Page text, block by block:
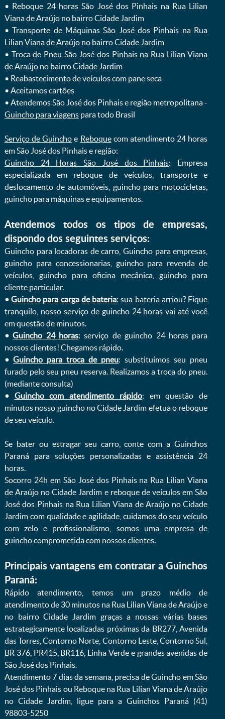
ㅤㅤ• Reboque 24 horas São José dos Pinhais na Rua Lilian
Viana de Araújo no bairro Cidade Jardim
ㅤㅤ• Transporte de Máquinas São José dos Pinhais na Rua
Lilian Viana de Araújo no bairro Cidade Jardim
ㅤㅤ• Troca de Pneu São José dos Pinhais na Rua Lilian Viana
de Araújo no bairro Cidade Jardim
ㅤㅤ• Reabastecimento de veículos com pane seca
ㅤㅤ• Aceitamos cartões
ㅤㅤ• Atendemos São José dos Pinhais e região metropolitana -
Guincho para viagenspara todo Brasil
Serviço de Guincho e Reboquecom atendimento 24 horas
em São José dos Pinhais e região:
Guincho 24 Horas São José dos Pinhais: Empresa
especializada em reboque de veículos, transporte e
deslocamento de automóveis, guincho para motocicletas,
guincho para máquinas e equipamentos.
Atendemos todos os tipos de empresas,
dispondo dos seguintes serviços:
Guincho para locadoras de carro, Guincho para empresas,
guincho para concessionarias, guincho para revenda de
veículos, guincho para oficina mecânica, guincho para
cliente particular.
•Guincho para carga de bateria: sua bateria arriou? Fique
tranquilo, nosso serviço de guincho 24 horas vai até você
em questão de minutos.
•Guincho 24 horas: serviço de guincho 24 horas para
nossos clientes! Chegamos rápido.
• Guincho para troca de pneu: substituímos seu pneu
furado pelo seu pneu reserva. Realizamos a troca do pneu.
(mediante consulta)
• Guincho com atendimento rápido: em questão de
minutos nosso guincho no Cidade Jardim efetua o reboque
de seu veículo.
Se bater ou estragar seu carro, conte com a Guinchos
Paraná para soluções personalizadas e assistência 24
horas.
Socorro 24h em São José dos Pinhais na Rua Lilian Viana
de Araújo no Cidade Jardim e reboque de veículos em São
José dos Pinhais na Rua Lilian Viana de Araújo no Cidade
Jardim com qualidade e agilidade, cuidamos do seu veículo
com zelo e profissionalismo, somos uma empresa de
guincho comprometida com nossos clientes.
Principais vantagens em contratar a Guinchos
Paraná:
Rápido atendimento, temos um prazo médio de
atendimento de 30 minutos na Rua Lilian Viana de Araújo e
no bairro Cidade Jardim graças a nossas várias bases
estrategicamente localizadas próximas da BR277, Avenida
das Torres, Contorno Norte, Contorno Leste, Contorno Sul,
BR 376, PR415, BR116, Linha Verde e grandes avenidas de
São José dos Pinhais.
Atendimento 7 dias da semana, precisa de Guincho em São
José dos Pinhais ou Reboque na Rua Lilian Viana de Araújo
no Cidade Jardim, ligue para a Guinchos Paraná (41)
98803-5250